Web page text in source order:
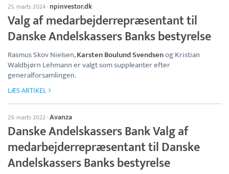
25. marts 2024· npinvestor.dk
Valg af medarbejderrepræsentant til
Danske Andelskassers Banks bestyrelse
Rasmus Skov Nielsen,Karsten Boulund Svendsenog Kristian
Waldbjørn Lehmann er valgt som suppleanter efter
generalforsamlingen.
LÆS ARTIKEL
29. marts 2022·Avanza
Danske Andelskassers Bank Valg af
medarbejderrepræsentant til Danske
Andelskassers Banks bestyrelse